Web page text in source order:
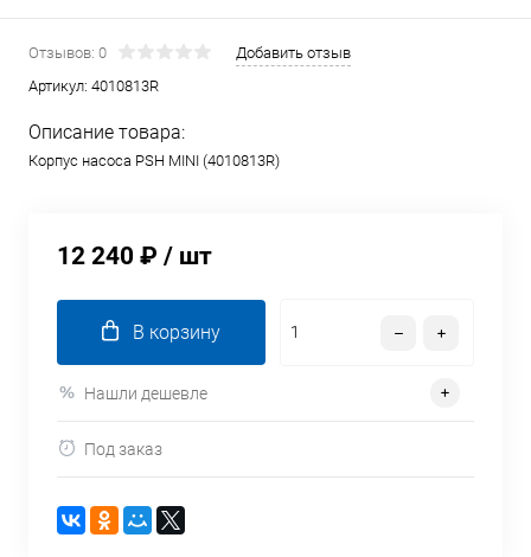
Отзывов: 0
Добавить отзыв
Артикул: 4010813R
Описание товара:
Корпус насоса PSH MINI (4010813R)
12 240 ₽ / шт
В корзину
Нашли дешевле
Под заказ